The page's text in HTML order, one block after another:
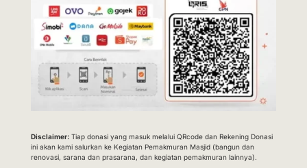
Disclaimer:Tiap donasi yang masuk melalui QRcode dan Rekening Donasi
ini akan kami salurkan ke Kegiatan Pemakmuran Masjid (bangun dan
renovasi, sarana dan prasarana, dan kegiatan pemakmuran lainnya).